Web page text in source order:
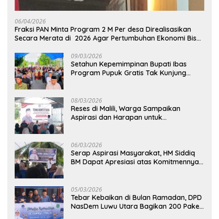
06/04/2026
Fraksi PAN Minta Program 2 M Per desa Direalisasikan
Secara Merata di 2026 Agar Pertumbuhan Ekonomi Bisa
09/03/2026
Setahun Kepemimpinan Bupati Ibas
Program Pupuk Gratis Tak Kunjung
08/03/2026
Reses di Malili, Warga Sampaikan
Aspirasi dan Harapan untuk
06/03/2026
Serap Aspirasi Masyarakat, HM Siddiq
BM Dapat Apresiasi atas Komitmennya
05/03/2026
Tebar Kebaikan di Bulan Ramadan, DPD
NasDem Luwu Utara Bagikan 200 Paket